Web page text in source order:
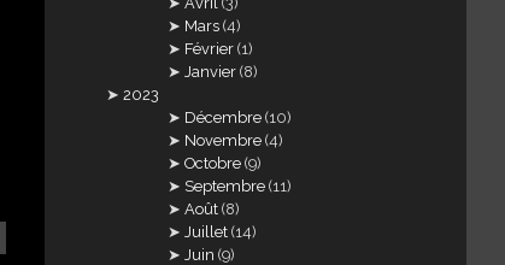
Mars (4)
Février (1)
Janvier (8)
2023
Décembre (10)
Novembre (4)
Octobre (9)
Septembre (11)
Août (8)
Juillet (14)
Juin (9)